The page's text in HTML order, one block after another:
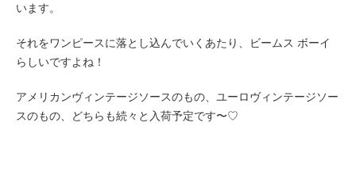
います。
それをワンピースに落とし込んでいくあたり、ビームス ボーイ
らしいですよね！
アメリカンヴィンテージソースのもの、ユーロヴィンテージソー
スのもの、どちらも続々と入荷予定です〜♡